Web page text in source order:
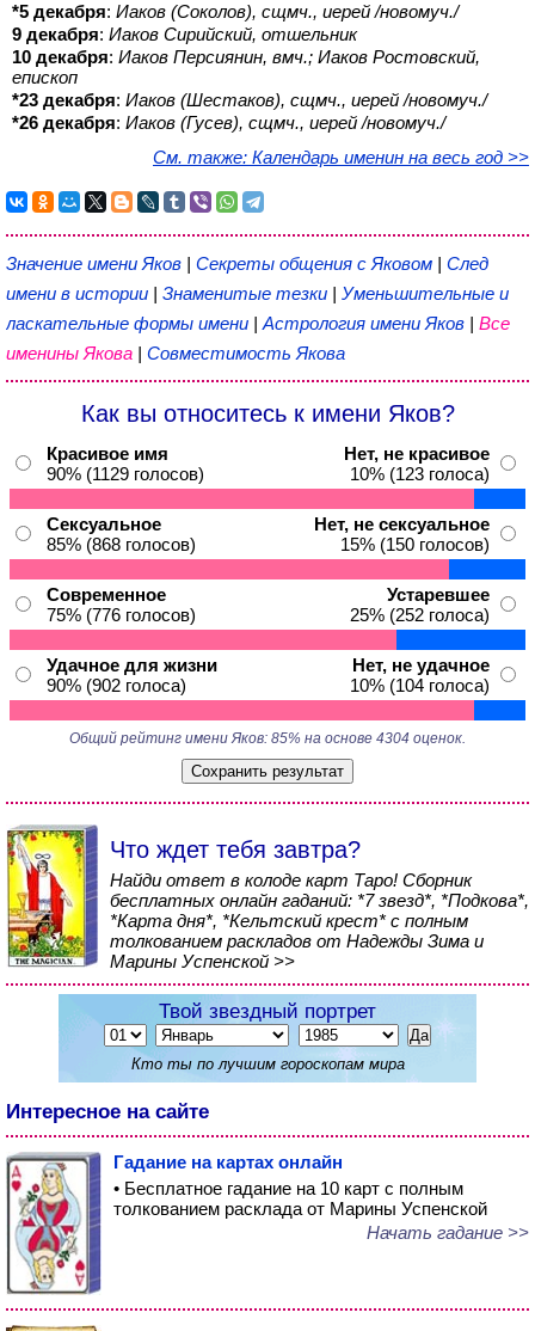
*5 декабря: Иаков (Соколов), сщмч., иерей /новомуч./
9 декабря: Иаков Сирийский, отшельник
10 декабря: Иаков Персиянин, вмч.; Иаков Ростовский,
епископ
*23 декабря: Иаков (Шестаков), сщмч., иерей /новомуч./
*26 декабря: Иаков (Гусев), сщмч., иерей /новомуч./
См. также: Календарь именин на весь год >>
Значение имени Яков | Секреты общения с Яковом | След
имени в истории | Знаменитые тезки | Уменьшительные и
ласкательные формы имени | Астрология имени Яков | Все
именины Якова | Совместимость Якова
Как вы относитесь к имени Яков?
Красивое имя
90% (1129 голосов)
Нет, не красивое
10% (123 голоса)
Сексуальное
85% (868 голосов)
Нет, не сексуальное
15% (150 голосов)
Современное
75% (776 голосов)
Устаревшее
25% (252 голоса)
Удачное для жизни
90% (902 голоса)
Нет, не удачное
10% (104 голоса)
Общий рейтинг имени Яков: 85% на основе 4304 оценок.
Что ждет тебя завтра?
Найди ответ в колоде карт Таро! Сборник
бесплатных онлайн гаданий: *7 звезд*, *Подкова*,
*Карта дня*, *Кельтский крест* с полным
толкованием раскладов от Надежды Зима и
Марины Успенской >>
Твой звездный портрет
Кто ты по лучшим гороскопам мира
Интересное на сайте
Гадание на картах онлайн
• Бесплатное гадание на 10 карт с полным
толкованием расклада от Марины Успенской
Начать гадание >>